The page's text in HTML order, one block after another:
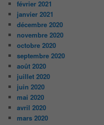
février 2021
janvier 2021
décembre 2020
novembre 2020
octobre 2020
septembre 2020
août 2020
juillet 2020
juin 2020
mai 2020
avril 2020
mars 2020